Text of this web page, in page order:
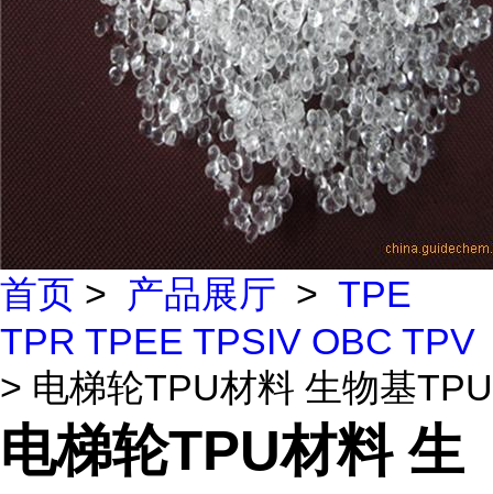
首页 > 产品展厅 > TPE
TPR TPEE TPSIV OBC TPV
> 电梯轮TPU材料 生物基TPU
电梯轮TPU材料 生